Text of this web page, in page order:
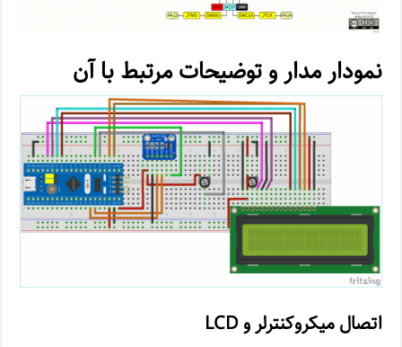
نمودار مدار و توضیحات مرتبط با آن
اتصال میکروکنترلر و LCD